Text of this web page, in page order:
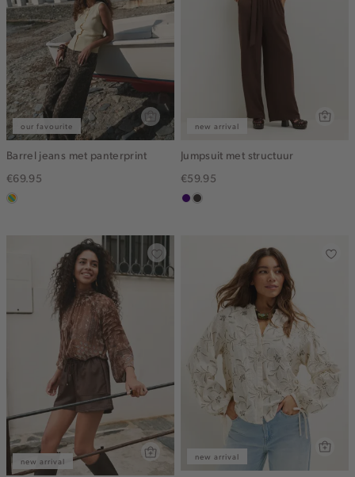
our favourite
Barrel jeans met panterprint
€69.95
meerkleurig
new arrival
Jumpsuit met structuur
€59.95
indigochoco
new arrival
new arrival